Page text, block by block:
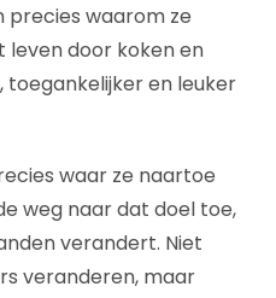
precies waarom ze
leven door koken en
toegankelijker en leuker
waar ze naartoe
weg naar dat doel toe,
verandert. Niet
veranderen, maar